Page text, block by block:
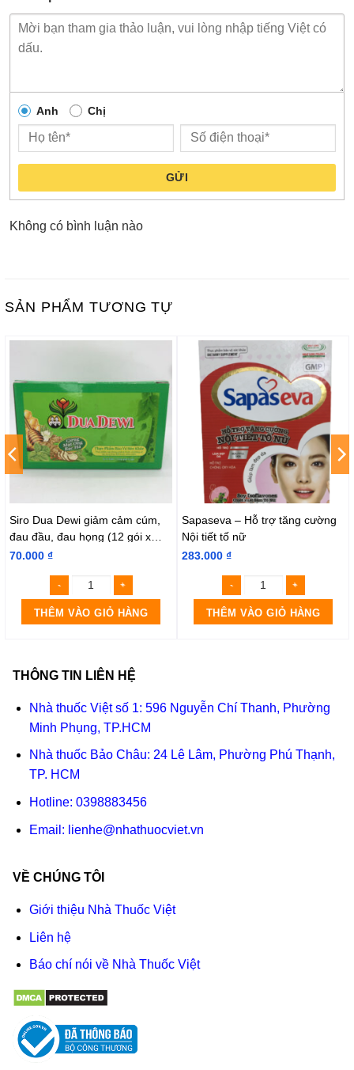
Anh Chị
GỬI
Không có bình luận nào
SẢN PHẨM TƯƠNG TỰ
Siro Dua Dewi giảm cảm cúm,
đau đầu, đau họng (12 gói x
15ml)
70.000 ₫
THÊM VÀO GIỎ HÀNG
Sapaseva – Hỗ trợ tăng cường
Nội tiết tố nữ
283.000 ₫
THÊM VÀO GIỎ HÀNG
THÔNG TIN LIÊN HỆ
Nhà thuốc Việt số 1: 596 Nguyễn Chí Thanh, Phường
Minh Phụng, TP.HCM
Nhà thuốc Bảo Châu: 24 Lê Lâm, Phường Phú Thạnh,
TP. HCM
Hotline: 0398883456
Email: lienhe@nhathuocviet.vn
VỀ CHÚNG TÔI
Giới thiệu Nhà Thuốc Việt
Liên hệ
Báo chí nói về Nhà Thuốc Việt